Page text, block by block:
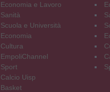
Economia e Lavoro
Sanità
Scuola e Università
Economia
Cultura
EmpoliChannel
Sport
Calcio Uisp
Basket